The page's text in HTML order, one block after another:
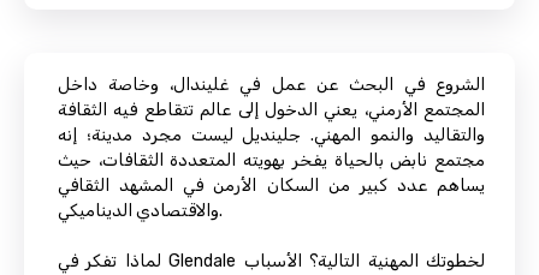
الشروع في البحث عن عمل في غليندال، وخاصة داخل
المجتمع الأرمني، يعني الدخول إلى عالم تتقاطع فيه الثقافة
والتقاليد والنمو المهني. جلينديل ليست مجرد مدينة؛ إنه
مجتمع نابض بالحياة يفخر بهويته المتعددة الثقافات، حيث
يساهم عدد كبير من السكان الأرمن في المشهد الثقافي
والاقتصادي الديناميكي.
لماذا تفكر في Glendale لخطوتك المهنية التالية؟ الأسباب